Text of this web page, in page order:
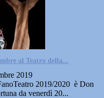
al Teatro della...
2019
2019/2020 è Don
da venerdì 20...